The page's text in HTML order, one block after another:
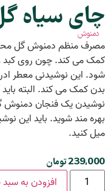
چای سیاه
دمنوش
مصرف منظم دمنوش گل
کمک می کند. چون روی کبد
شود. این نوشیدنی معطر
بدن کمک می کند. البته
نوشیدن یک فنجان دمنوش
بهره مند شوید. باید این
میل کنید.
239,000تومان
افزودن به